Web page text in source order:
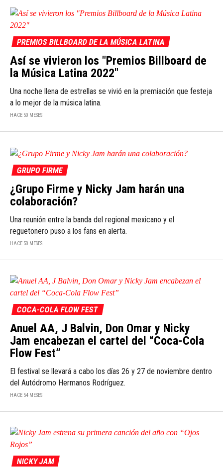
PREMIOS BILLBOARD DE LA MÚSICA LATINA
Así se vivieron los "Premios Billboard de
la Música Latina 2022"
Una noche llena de estrellas se vivió en la premiación que festeja
a lo mejor de la música latina.
HACE 50 MESES
GRUPO FIRME
¿Grupo Firme y Nicky Jam harán una
colaboración?
Una reunión entre la banda del regional mexicano y el
reguetonero puso a los fans en alerta.
HACE 50 MESES
COCA-COLA FLOW FEST
Anuel AA, J Balvin, Don Omar y Nicky
Jam encabezan el cartel del “Coca-Cola
Flow Fest”
El festival se llevará a cabo los días 26 y 27 de noviembre dentro
del Autódromo Hermanos Rodríguez.
HACE 54 MESES
NICKY JAM